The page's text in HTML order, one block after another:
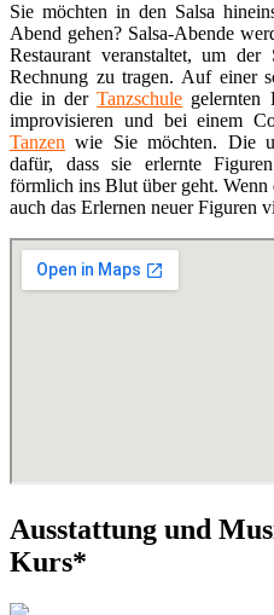
Sie möchten in den Salsa
Abend gehen? Salsa-Abende
Restaurant veranstaltet, um der
Rechnung zu tragen. Auf einer
die in derTanzschule gelernten
improvisieren und bei einem
Tanzen wie Sie möchten. Die
dafür, dass sie erlernte
förmlich ins Blut über geht.
auch das Erlernen neuer Figuren
Ausstattung und
Kurs*